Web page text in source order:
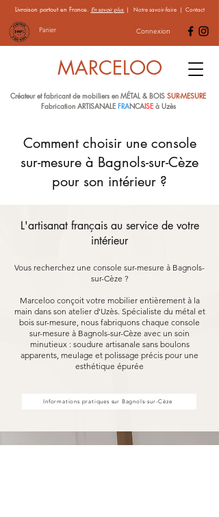
Livraison partout en France. En savoir plus | Notre savoir-faire| Contact
Panier Connexion
MARCELOO
Créateur et fabricant de mobiliers en MÉTAL & BOIS SUR-MESURE
Fabrication ARTISANALE FRANCAISEà Uzès
Comment choisir une console
sur-mesure à Bagnols-sur-Cèze
pour son intérieur ?
L'artisanat français au service de votre
intérieur
Vous recherchez une console sur-mesure à Bagnols-
sur-Cèze ?
Marceloo conçoit votre mobilier entièrement à la
main dans son atelier d'Uzès. Spécialiste du métal et
bois sur-mesure, nous fabriquons chaque console
sur-mesure à Bagnols-sur-Cèze avec un soin
minutieux : soudure artisanale sans boulons
apparents, meulage et polissage précis pour une
esthétique épurée
Informations pratiques sur Bagnols-sur-Cèze